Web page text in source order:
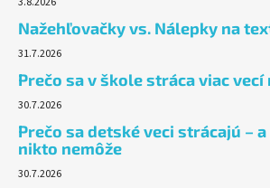
Nažehľovačky vs. Nálepky na
31.7.2026
Prečo sa v škole stráca viac vecí
30.7.2026
Prečo sa detské veci strácajú –
nikto nemôže
30.7.2026